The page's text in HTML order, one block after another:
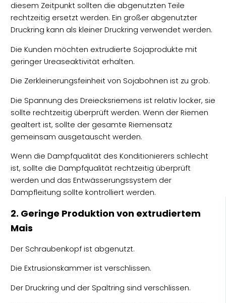
diesem Zeitpunkt sollten die abgenutzten Teile
rechtzeitig ersetzt werden. Ein großer abgenutzter
Druckring kann als kleiner Druckring verwendet werden.
Die Kunden möchten extrudierte Sojaprodukte mit
geringer Ureaseaktivität erhalten.
Die Zerkleinerungsfeinheit von Sojabohnen ist zu grob.
Die Spannung des Dreiecksriemens ist relativ locker, sie
sollte rechtzeitig überprüft werden. Wenn der Riemen
gealtert ist, sollte der gesamte Riemensatz
gemeinsam ausgetauscht werden.
Wenn die Dampfqualität des Konditionierers schlecht
ist, sollte die Dampfqualität rechtzeitig überprüft
werden und das Entwässerungssystem der
Dampfleitung sollte kontrolliert werden.
2. Geringe Produktion von extrudiertem
Mais
Der Schraubenkopf ist abgenutzt.
Die Extrusionskammer ist verschlissen.
Der Druckring und der Spaltring sind verschlissen.